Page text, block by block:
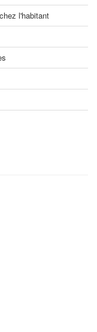
l'habitant